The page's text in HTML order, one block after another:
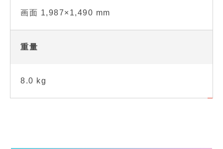
画面 1,987×1,490 mm
重量
8.0 kg